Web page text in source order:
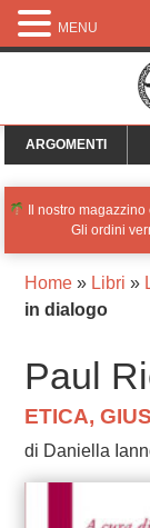
ARGOMENTI
Il nostro
Gli ordini
Home» Libri »
in dialogo
Paul
ETICA,
di Daniella
MENU